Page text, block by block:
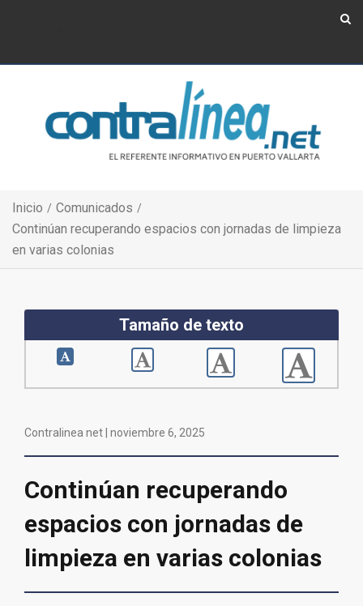
Inicio
Comunicados
Continúan recuperando espacios con jornadas de limpieza
en varias colonias
Tamaño de texto
Contralinea net | noviembre 6, 2025
Continúan recuperando
espacios con jornadas de
limpieza en varias colonias